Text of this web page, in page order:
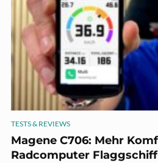
TESTS & REVIEWS
Magene C706: Mehr
Radcomputer